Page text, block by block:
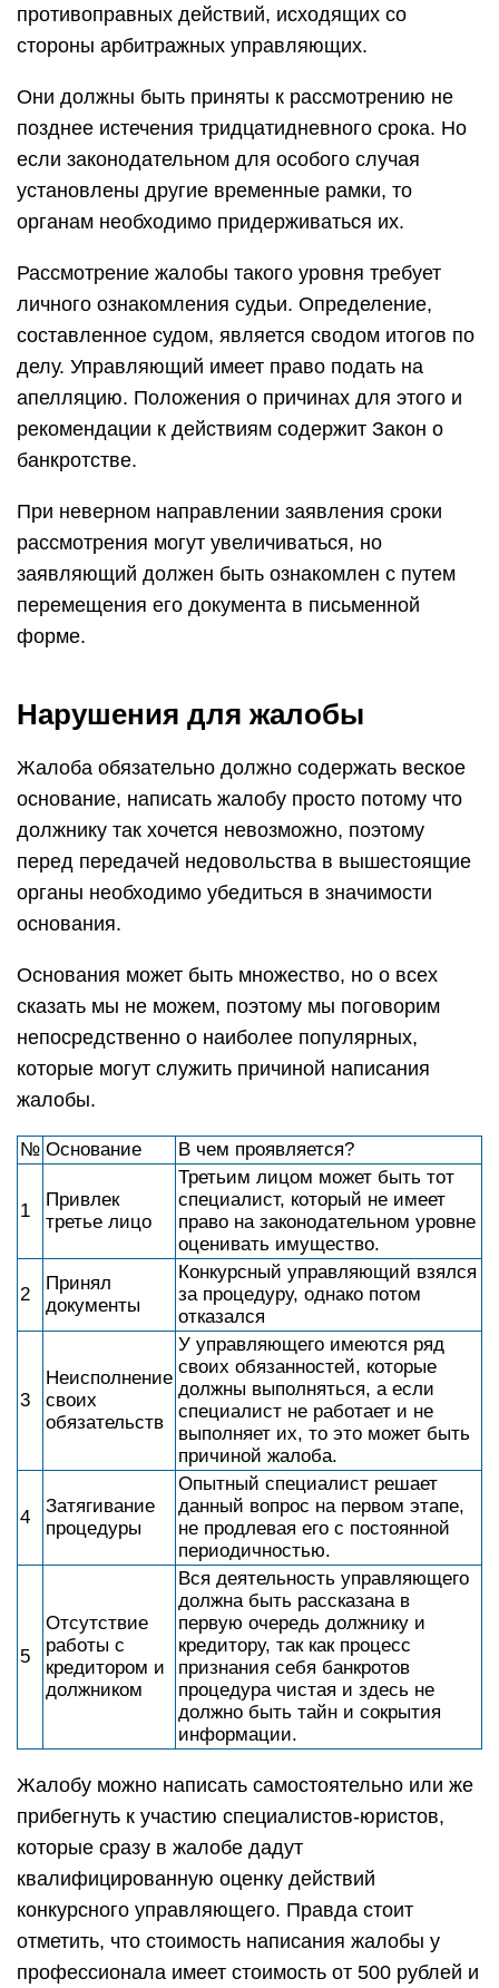
противоправных действий, исходящих со
стороны арбитражных управляющих.
Они должны быть приняты к рассмотрению не
позднее истечения тридцатидневного срока. Но
если законодательном для особого случая
установлены другие временные рамки, то
органам необходимо придерживаться их.
Рассмотрение жалобы такого уровня требует
личного ознакомления судьи. Определение,
составленное судом, является сводом итогов по
делу. Управляющий имеет право подать на
апелляцию. Положения о причинах для этого и
рекомендации к действиям содержит Закон о
банкротстве.
При неверном направлении заявления сроки
рассмотрения могут увеличиваться, но
заявляющий должен быть ознакомлен с путем
перемещения его документа в письменной
форме.
Нарушения для жалобы
Жалоба обязательно должно содержать веское
основание, написать жалобу просто потому что
должнику так хочется невозможно, поэтому
перед передачей недовольства в вышестоящие
органы необходимо убедиться в значимости
основания.
Основания может быть множество, но о всех
сказать мы не можем, поэтому мы поговорим
непосредственно о наиболее популярных,
которые могут служить причиной написания
жалобы.
№ Основание В чем проявляется?
1
Привлек
третье лицо
Третьим лицом может быть тот
специалист, который не имеет
право на законодательном уровне
оценивать имущество.
2
Принял
документы
Конкурсный управляющий взялся
за процедуру, однако потом
отказался
3
Неисполнение
своих
обязательств
У управляющего имеются ряд
своих обязанностей, которые
должны выполняться, а если
специалист не работает и не
выполняет их, то это может быть
причиной жалоба.
4
Затягивание
процедуры
Опытный специалист решает
данный вопрос на первом этапе,
не продлевая его с постоянной
периодичностью.
5
Отсутствие
работы с
кредитором и
должником
Вся деятельность управляющего
должна быть рассказана в
первую очередь должнику и
кредитору, так как процесс
признания себя банкротов
процедура чистая и здесь не
должно быть тайн и сокрытия
информации.
Жалобу можно написать самостоятельно или же
прибегнуть к участию специалистов-юристов,
которые сразу в жалобе дадут
квалифицированную оценку действий
конкурсного управляющего. Правда стоит
отметить, что стоимость написания жалобы у
профессионала имеет стоимость от 500 рублей и